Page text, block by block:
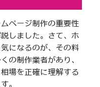
ページ制作の重要性
しました。さて、ホ
になるのが、その料
の制作業者があり、
場を正確に理解する
。